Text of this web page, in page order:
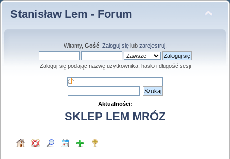
Stanisław Lem - Forum
Witamy, Gość. Zaloguj sięlub zarejestruj.
Zaloguj się podając nazwę użytkownika, hasło i długość sesji
Aktualności:
SKLEP LEM MRÓZ